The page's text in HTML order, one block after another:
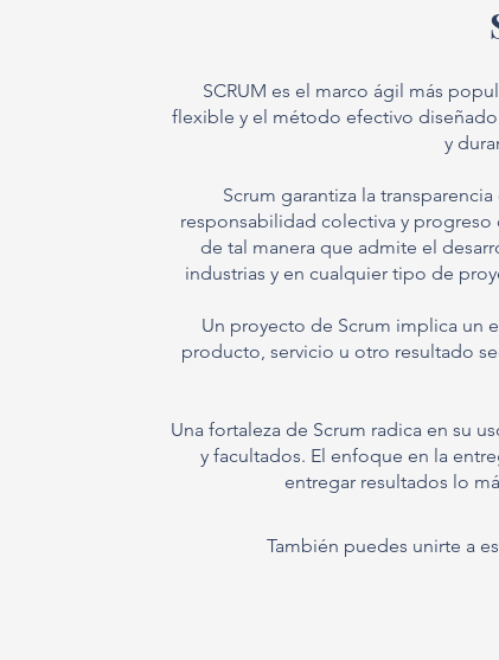
SCRUM es el marco ágil más
flexible y el método efectivo
y
Scrum garantiza la
responsabilidad colectiva y
de tal manera que admite el
industrias y en cualquier tipo de
Un proyecto de Scrum implica un
producto, servicio u otro resultado
Una fortaleza de Scrum radica en su
y facultados. El enfoque en la
También puedes unirte a